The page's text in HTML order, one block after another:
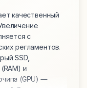
качественный
с
регламентов.
SSD,
и
(GPU) —